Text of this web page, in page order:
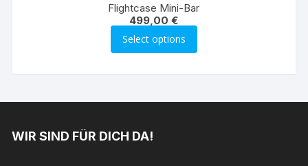
Flightcase Mini-Bar
499,00€
Select options
WIR SIND FÜR DICH DA!